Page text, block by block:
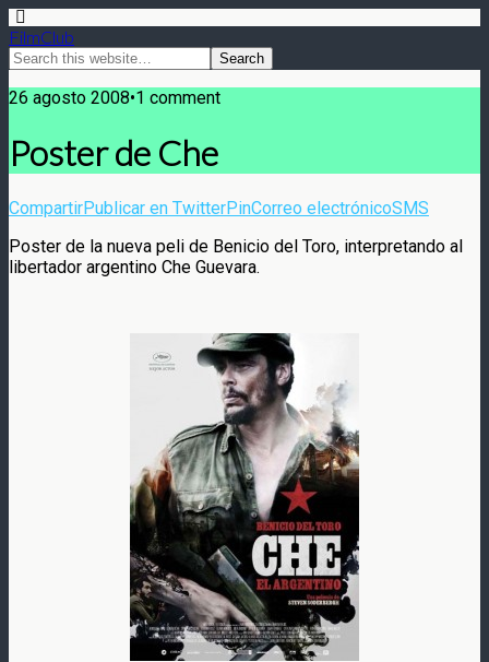
FilmClub
26 agosto 2008•1 comment
Poster de Che
CompartirPublicar en TwitterPinCorreo electrónicoSMS
Poster de la nueva peli de Benicio del Toro, interpretando al
libertador argentino Che Guevara.